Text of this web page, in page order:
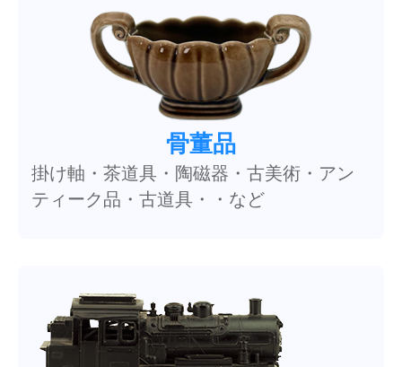
骨董品
掛け軸・茶道具・陶磁器・古美術・アン
ティーク品・古道具・・など